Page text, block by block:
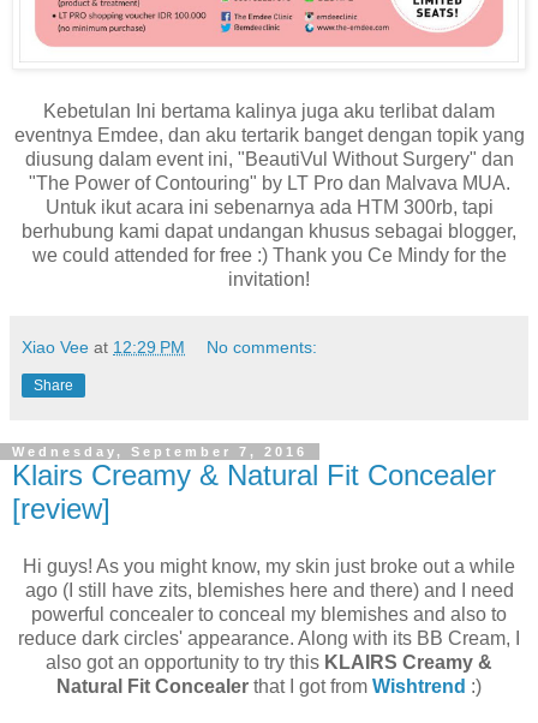
Kebetulan Ini bertama kalinya juga aku terlibat dalam
eventnya Emdee, dan aku tertarik banget dengan topik yang
diusung dalam event ini, "BeautiVul Without Surgery" dan
"The Power of Contouring" by LT Pro dan Malvava MUA.
Untuk ikut acara ini sebenarnya ada HTM 300rb, tapi
berhubung kami dapat undangan khusus sebagai blogger,
we could attended for free :) Thank you Ce Mindy for the
invitation!
Xiao Vee at 12:29 PM No comments:
Share
Wednesday, September 7, 2016
Klairs Creamy & Natural Fit Concealer
[review]
Hi guys! As you might know, my skin just broke out a while
ago (I still have zits, blemishes here and there) and I need
powerful concealer to conceal my blemishes and also to
reduce dark circles' appearance. Along with its BB Cream, I
also got an opportunity to try this KLAIRS Creamy &
Natural Fit Concealer that I got from Wishtrend :)